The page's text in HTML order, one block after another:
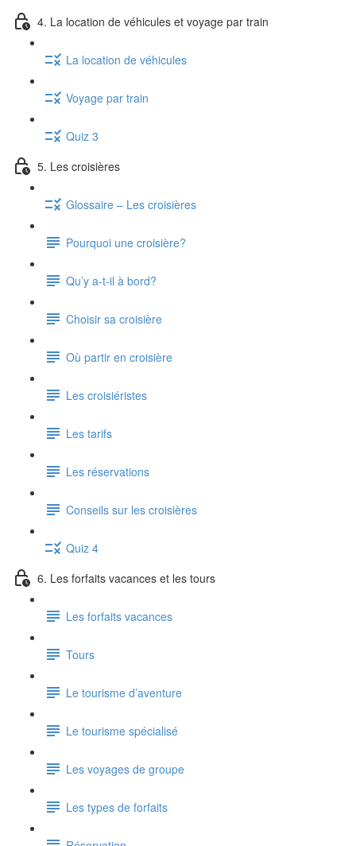
4. La location de véhicules et voyage par train
La location de véhicules
Voyage par train
Quiz 3
5. Les croisières
Glossaire – Les croisières
Pourquoi une croisière?
Qu’y a-t-il à bord?
Choisir sa croisière
Où partir en croisière
Les croisiéristes
Les tarifs
Les réservations
Conseils sur les croisières
Quiz 4
6. Les forfaits vacances et les tours
Les forfaits vacances
Tours
Le tourisme d’aventure
Le tourisme spécialisé
Les voyages de groupe
Les types de forfaits